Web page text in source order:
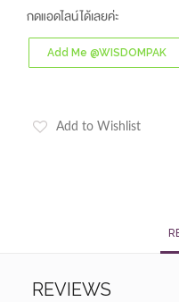
กดแอดไลน์ได้เลยค่ะ
Add Me @WISDOMPAK
Add to Wishlist
REVIEWS